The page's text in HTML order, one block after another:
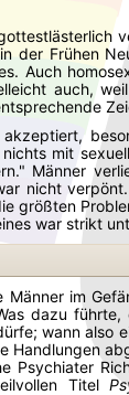
der Frühen
Auch
auch,
mit
Männer
nicht
größten
war strikt
im
dazu
wann also
Handlungen
Psychiater
Titel